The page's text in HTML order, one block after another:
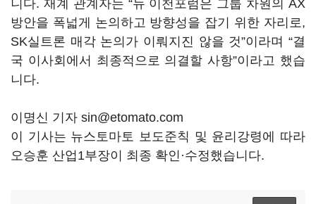
니다. 재계 관계자는 “뉴 이천포럼은 그룹 차원의 AX
방안을 폭넓게 논의하고 방향성을 잡기 위한 자리로,
SK실트론 매각 논의가 이뤄지진 않을 것”이라며 “결
국 이사회에서 최종적으로 의결할 사항”이라고 했습
니다.
이명신 기자 sin@etomato.com
이 기사는 뉴스토마토 보도준칙 및 윤리강령에 따라
오승훈 산업1부장이 최종 확인·수정했습니다.